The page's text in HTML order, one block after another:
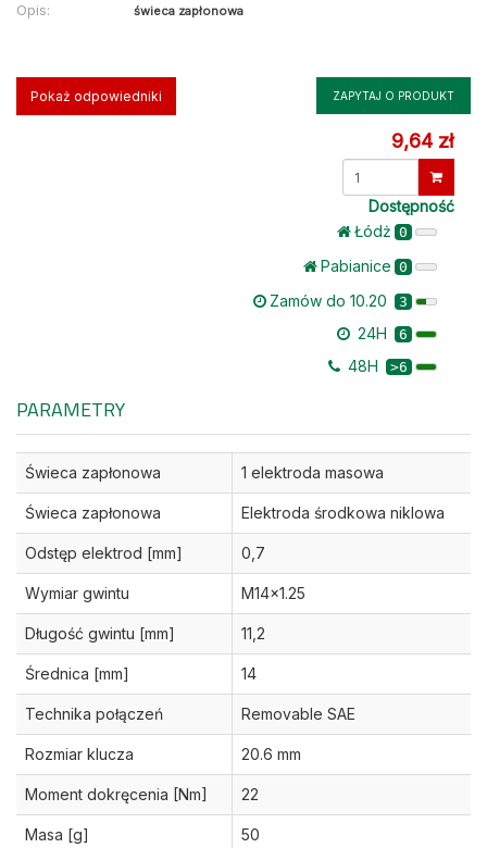
Opis:
świeca zapłonowa
Pokaż odpowiedniki ZAPYTAJ O PRODUKT
9,64 zł
Dostępność
Łódż 0
Pabianice 0
Zamów do 10.20 3
24H 6
48H >6
PARAMETRY
Świeca zapłonowa 1 elektroda masowa
Świeca zapłonowa Elektroda środkowa niklowa
Odstęp elektrod [mm] 0,7
Wymiar gwintu M14x1.25
Długość gwintu [mm] 11,2
Średnica [mm] 14
Technika połączeń Removable SAE
Rozmiar klucza 20.6 mm
Moment dokręcenia [Nm] 22
Masa [g] 50